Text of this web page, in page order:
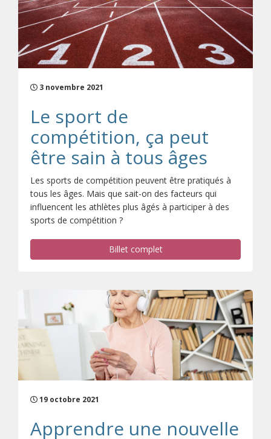
3 novembre 2021
Le sport de
compétition, ça peut
être sain à tous âges
Les sports de compétition peuvent être pratiqués à
tous les âges. Mais que sait-on des facteurs qui
influencent les athlètes plus âgés à participer à des
sports de compétition ?
Billet complet
19 octobre 2021
Apprendre une nouvelle